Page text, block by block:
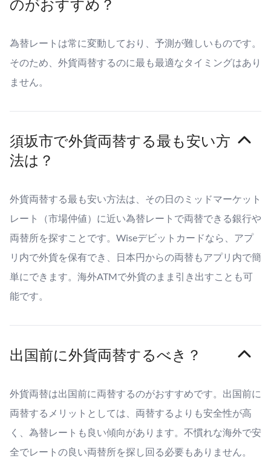
のがおすすめ？
為替レートは常に変動しており、予測が難しいものです。
そのため、外貨両替するのに最も最適なタイミングはあり
ません。
須坂市で外貨両替する最も安い方
法は？
外貨両替する最も安い方法は、その日のミッドマーケット
レート（市場仲値）に近い為替レートで両替できる銀行や
両替所を探すことです。Wiseデビットカードなら、アプ
リ内で外貨を保有でき、日本円からの両替もアプリ内で簡
単にできます。海外ATMで外貨のまま引き出すことも可
能です。
出国前に外貨両替するべき？
外貨両替は出国前に両替するのがおすすめです。出国前に
両替するメリットとしては、両替するよりも安全性が高
く、為替レートも良い傾向があります。不慣れな海外で安
全でレートの良い両替所を探し回る必要もありません。